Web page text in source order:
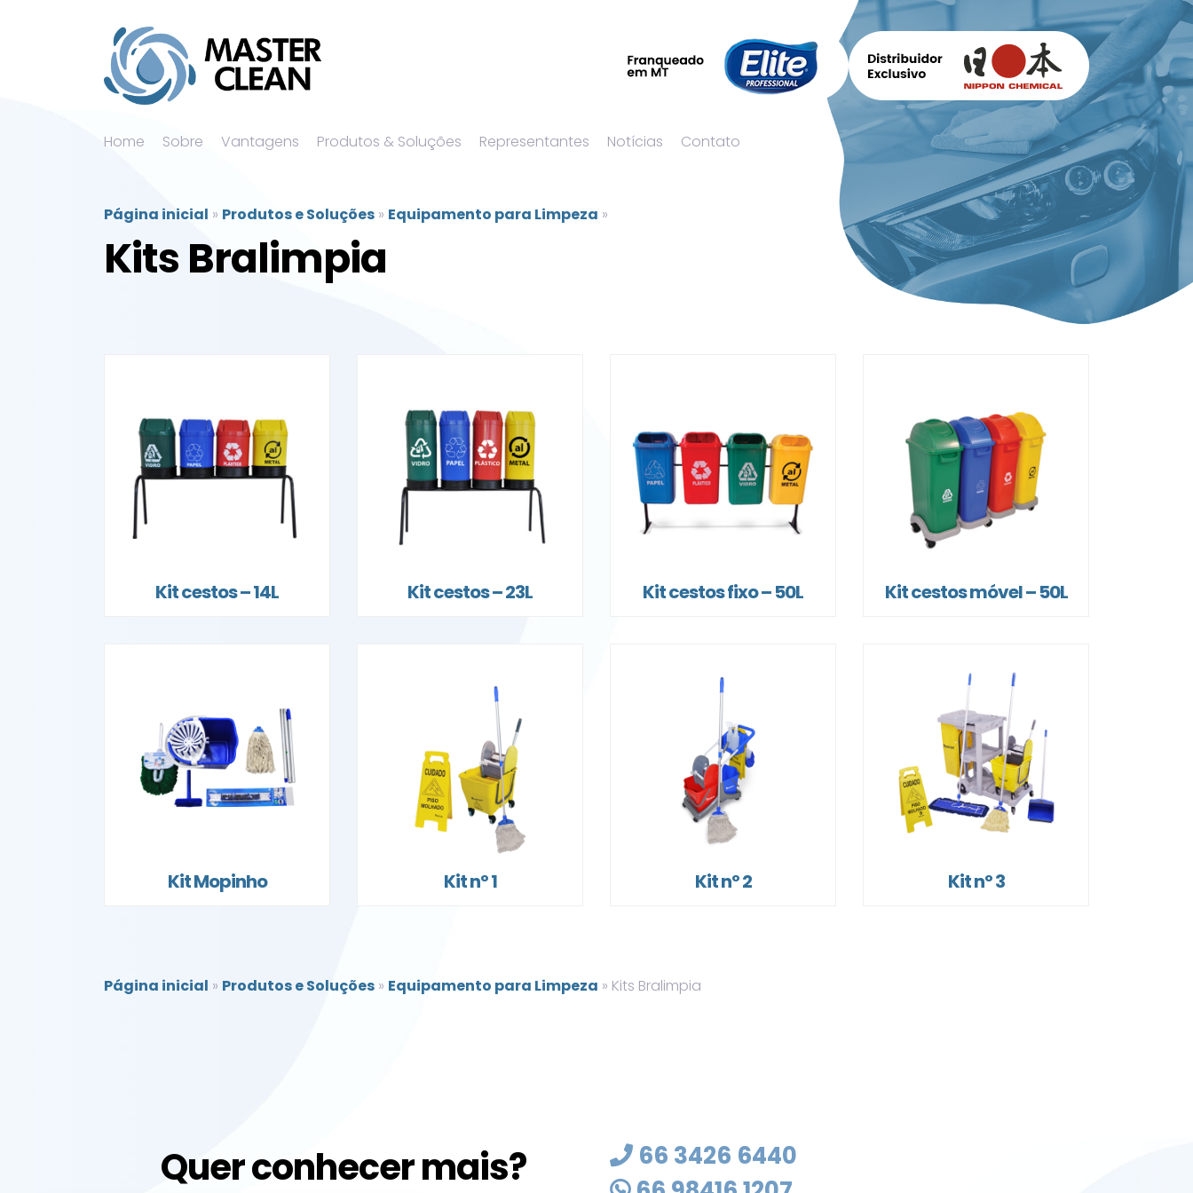
Home Sobre Vantagens Produtos & Soluções Representantes Notícias Contato
Página inicial » Produtos e Soluções » Equipamento para Limpeza »
Kits Bralimpia
Kit cestos – 14L Kit cestos – 23L Kit cestos fixo – 50L Kit cestos móvel – 50L
Kit Mopinho Kit nº 1 Kit nº 2 Kit nº 3
Página inicial » Produtos e Soluções » Equipamento para Limpeza » Kits Bralimpia
Quer conhecer mais?
66 3426 6440